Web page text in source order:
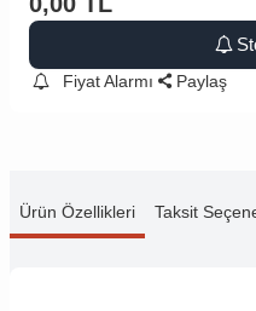
Fiyat Alarmı Paylaş
Ürün Özellikleri Taksit